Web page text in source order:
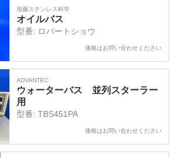
加藤ステンレス科学
オイルバス
型番: ロバートショウ
価格はお問い合わせください
ADVANTEC
ウォーターバス 並列スターラー
用
型番: TBS451PA
価格はお問い合わせください